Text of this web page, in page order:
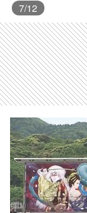
7/12